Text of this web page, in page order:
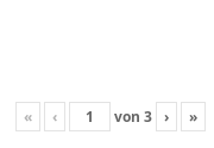
« ‹ von 3 › »